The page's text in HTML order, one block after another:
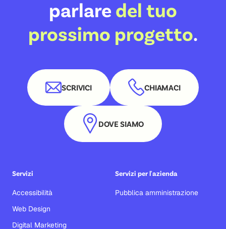
parlare del tuo
prossimo progetto.
SCRIVICI CHIAMACI
DOVE SIAMO
Servizi
Accessibilità
Web Design
Digital Marketing
Servizi per l'azienda
Pubblica amministrazione